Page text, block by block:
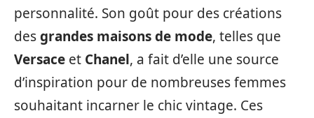
personnalité. Son goût pour des créations
desgrandes maisons de mode, telles que
Versace et Chanel, a fait d’elle une source
d’inspiration pour de nombreuses femmes
souhaitant incarner le chic vintage. Ces